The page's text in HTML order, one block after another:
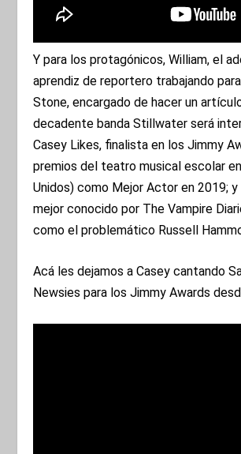
Y para los protagónicos, William, el
aprendiz de reportero trabajando
Stone, encargado de hacer un
decadente banda Stillwater será
Casey Likes, finalista en los Jimmy
premios del teatro musical escolar
Unidos) como Mejor Actor en 2019; y
mejor conocido por The Vampire
como el problemático Russell
Acá les dejamos a Casey cantando
Newsies para los Jimmy Awards